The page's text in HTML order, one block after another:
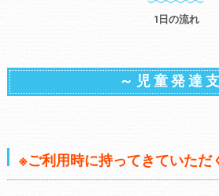
1日の流れ
～ 児 童 発 達
※ご利用時に持ってきていただ